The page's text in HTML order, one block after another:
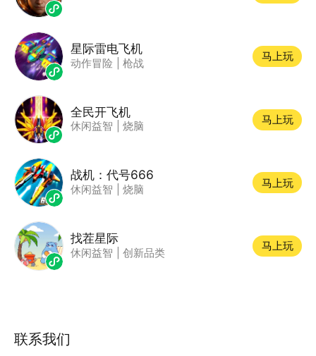
星际雷电飞机
动作冒险 枪战
马上玩
全民开飞机
休闲益智 烧脑
马上玩
战机：代号666
休闲益智 烧脑
马上玩
找茬星际
休闲益智 创新品类
马上玩
联系我们